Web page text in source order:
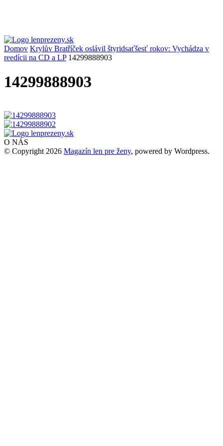
Domov Krylův Bratříček oslávil štyridsaťšesť rokov: Vychádza v
reedícii na CD a LP 14299888903
14299888903
O NÁS
© Copyright 2026 Magazín len pre ženy, powered by Wordpress.